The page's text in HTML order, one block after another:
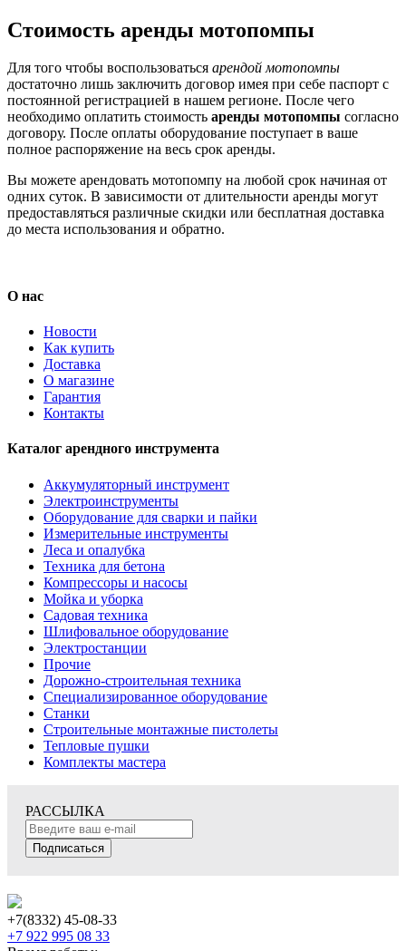
Стоимость аренды мотопомпы
Для того чтобы воспользоваться арендой мотопомпы
достаточно лишь заключить договор имея при себе паспорт с
постоянной регистрацией в нашем регионе. После чего
необходимо оплатить стоимость аренды мотопомпы согласно
договору. После оплаты оборудование поступает в ваше
полное распоряжение на весь срок аренды.
Вы можете арендовать мотопомпу на любой срок начиная от
одних суток. В зависимости от длительности аренды могут
предоставляться различные скидки или бесплатная доставка
до места использования и обратно.
О нас
Новости
Как купить
Доставка
О магазине
Гарантия
Контакты
Каталог арендного инструмента
Аккумуляторный инструмент
Электроинструменты
Оборудование для сварки и пайки
Измерительные инструменты
Леса и опалубка
Техника для бетона
Компрессоры и насосы
Мойка и уборка
Садовая техника
Шлифовальное оборудование
Электростанции
Прочие
Дорожно-строительная техника
Специализированное оборудование
Станки
Строительные монтажные пистолеты
Тепловые пушки
Комплекты мастера
РАССЫЛКА
Подписаться
+7(8332) 45-08-33
+7 922 995 08 33